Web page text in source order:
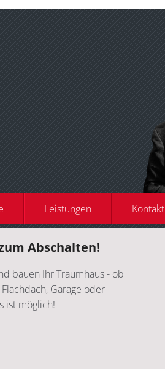
Leistungen Kontakt
Abschalten!
bauen Ihr Traumhaus - ob
Garage oder
ist möglich!